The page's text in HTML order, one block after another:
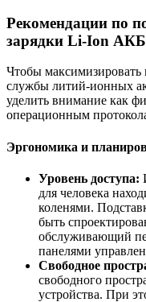
Рекомендации по
зарядки Li-Ion АКБ
Чтобы максимизировать
службы литий-ионных
уделить внимание как
операционным
Эргономика и
Уровень доступа:
для человека
коленями.
быть
обслуживающий
панелями
Свободное
свободного
устройства. При